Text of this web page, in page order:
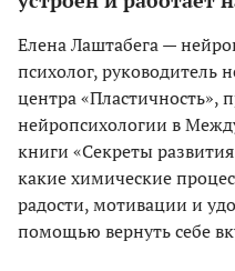
Елена Лаштабега —
психолог, руководитель
центра «Пластичность»,
нейропсихологии в
книги «Секреты
какие химические
радости, мотивации и
помощью вернуть себе